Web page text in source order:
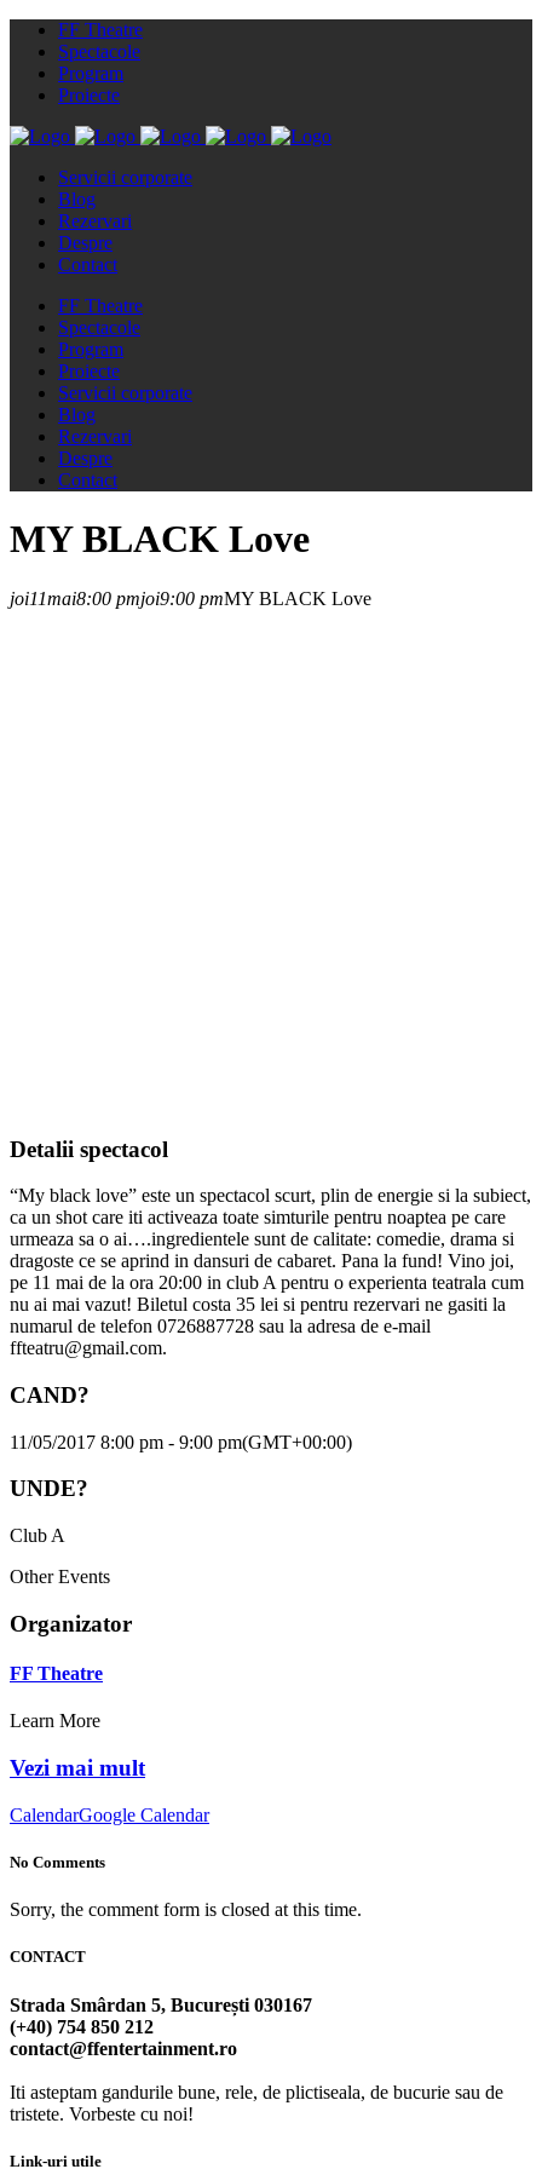
FF Theatre
Spectacole
Program
Proiecte
Servicii corporate
Blog
Rezervari
Despre
Contact
FF Theatre
Spectacole
Program
Proiecte
Servicii corporate
Blog
Rezervari
Despre
Contact
MY BLACK Love
joi11mai8:00 pmjoi9:00 pmMY BLACK Love
Detalii spectacol
“My black love” este un spectacol scurt, plin de energie si la subiect,
ca un shot care iti activeaza toate simturile pentru noaptea pe care
urmeaza sa o ai….ingredientele sunt de calitate: comedie, drama si
dragoste ce se aprind in dansuri de cabaret. Pana la fund! Vino joi,
pe 11 mai de la ora 20:00 in club A pentru o experienta teatrala cum
nu ai mai vazut! Biletul costa 35 lei si pentru rezervari ne gasiti la
numarul de telefon 0726887728 sau la adresa de e-mail
ffteatru@gmail.com.
CAND?
11/05/2017 8:00 pm - 9:00 pm(GMT+00:00)
UNDE?
Club A
Other Events
Organizator
FF Theatre
Learn More
Vezi mai mult
CalendarGoogle Calendar
No Comments
Sorry, the comment form is closed at this time.
CONTACT
Strada Smârdan 5, București 030167
(+40) 754 850 212
contact@ffentertainment.ro
Iti asteptam gandurile bune, rele, de plictiseala, de bucurie sau de
tristete. Vorbeste cu noi!
Link-uri utile